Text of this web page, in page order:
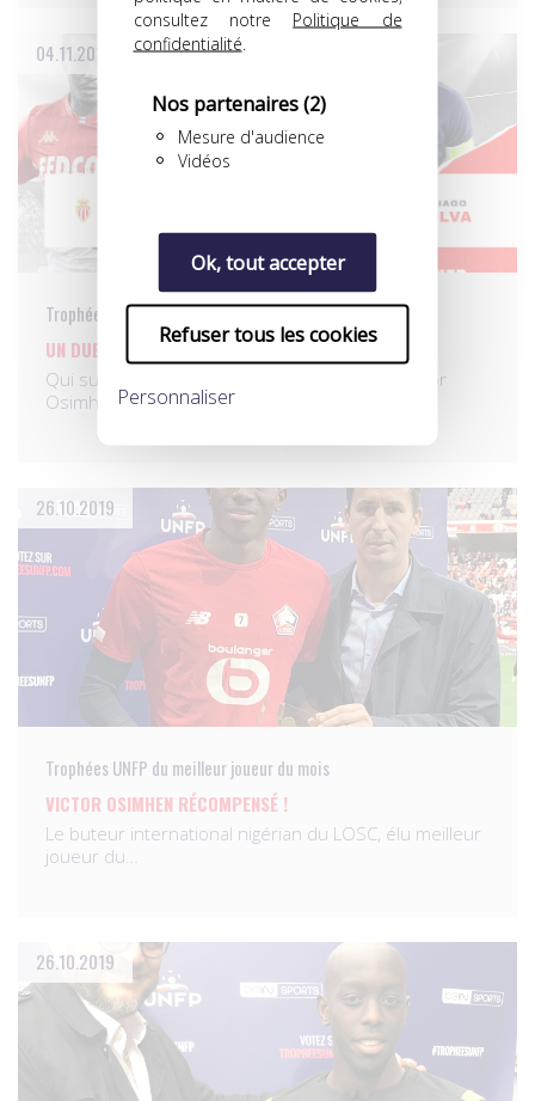
consultez notre Politique de
confidentialité
Nos partenaires(2)
Mesure d'audience
Vidéos
Ok, tout accepter
Refuser tous les cookies
Personnaliser
04.11.2019
Trophées UNFP du meilleur joueur du mois
UN DUEL BEN YEDDER, DI MARIA, THIAGO SILVA !
Qui succèdera au buteur nigérian du LOSC Victor
Osimhen, lauréat…
26.10.2019
Trophées UNFP du meilleur joueur du mois
VICTOR OSIMHEN RÉCOMPENSÉ !
Le buteur international nigérian du LOSC, élu meilleur
joueur du…
26.10.2019